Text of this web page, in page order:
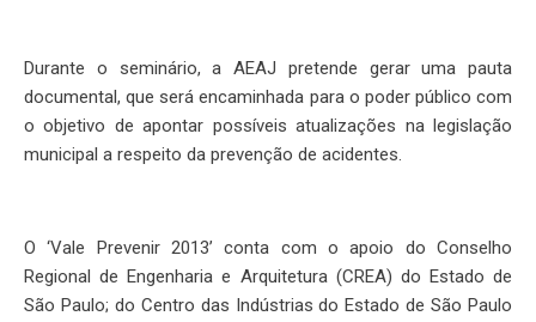
Durante o seminário, a AEAJ pretende gerar uma pauta
documental, que será encaminhada para o poder público com
o objetivo de apontar possíveis atualizações na legislação
municipal a respeito da prevenção de acidentes.
O ‘Vale Prevenir 2013’ conta com o apoio do Conselho
Regional de Engenharia e Arquitetura (CREA) do Estado de
São Paulo; do Centro das Indústrias do Estado de São Paulo